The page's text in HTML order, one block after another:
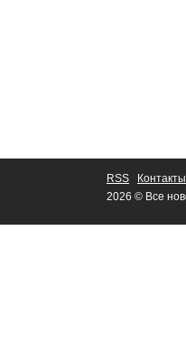
RSS
Контакты
2026 © Все